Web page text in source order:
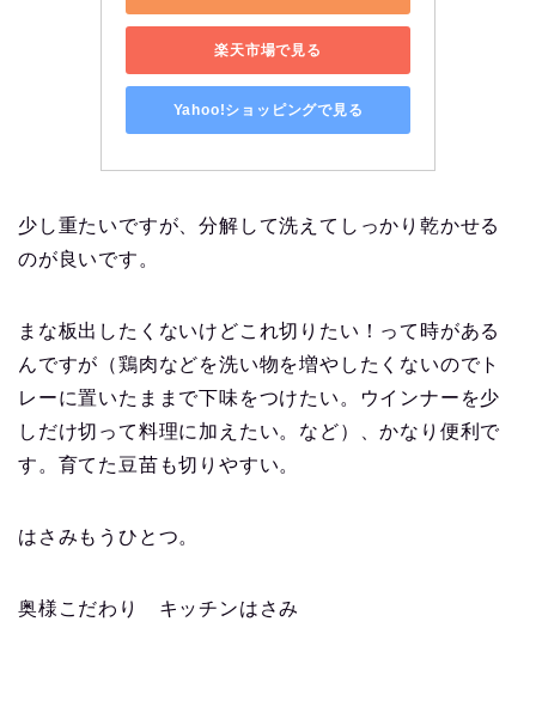
楽天市場で見る
Yahoo!ショッピングで見る
少し重たいですが、分解して洗えてしっかり乾かせる
のが良いです。
まな板出したくないけどこれ切りたい！って時がある
んですが（鶏肉などを洗い物を増やしたくないのでト
レーに置いたままで下味をつけたい。ウインナーを少
しだけ切って料理に加えたい。など）、かなり便利で
す。育てた豆苗も切りやすい。
はさみもうひとつ。
奥様こだわり キッチンはさみ